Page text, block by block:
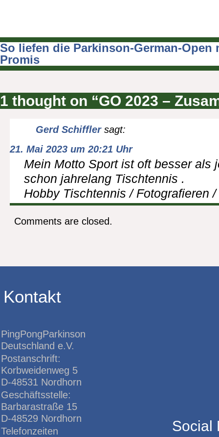
Beitragsnavigation
So liefen die Parkinson-German-Open
Promis
1 thought on “GO 2023 –
Gerd Schiffler sagt:
21. Mai 2023 um 20:21 Uhr
Mein Motto Sport ist oft besser als
schon jahrelang Tischtennis .
Hobby Tischtennis / Fotografieren
Comments are closed.
Kontakt
PingPongParkinson
Deutschland e.V.
Postanschrift:
Korbweidenweg 5
D-48531 Nordhorn
Geschäftsstelle:
Barbarastraße 15
D-48529 Nordhorn
Telefonzeiten
Social